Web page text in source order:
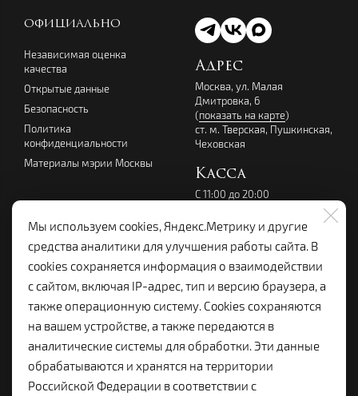
ОФИЦИАЛЬНО
Независимая оценка
качества
Открытые данные
Безопасность
Политика
конфиденциальности
Материалы мэрии Москвы
Адрес
Москва, ул. Малая
Дмитровка, 6
(показать на карте)
ст. м. Тверская, Пушкинская,
Чеховская
Касса
С 11:00 до 20:00
без выходных
+7 (495) 699-07-08
kassalenkom@yandex.ru
Администрация
+7 (495) 699-19-92
lenkom.adm@yandex.ru
с 10:00 до 18:00
+7 (495) 699-96-68
Мы используем cookies, Яндекс.Метрику и другие
средства аналитики для улучшения работы сайта. В
cookies сохраняется информация о взаимодействии
с сайтом, включая IP-адрес, тип и версию браузера, а
также операционную систему. Cookies сохраняются
на вашем устройстве, а также передаются в
аналитические системы для обработки. Эти данные
обрабатываются и хранятся на территории
Российской Федерации в соответствии с